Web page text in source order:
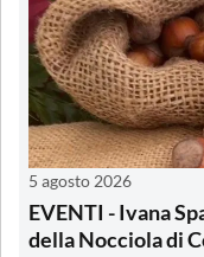
5 agosto 2026
EVENTI - Ivana
della Nocciola di